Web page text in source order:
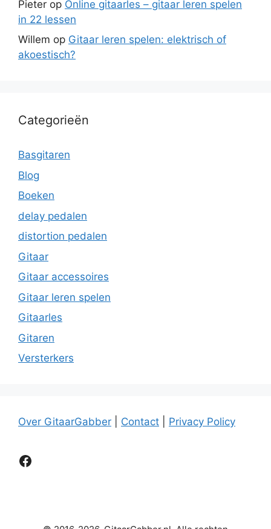
Pieter op Online gitaarles – gitaar leren spelen
in 22 lessen
Willem op Gitaar leren spelen: elektrisch of
akoestisch?
Categorieën
Basgitaren
Blog
Boeken
delay pedalen
distortion pedalen
Gitaar
Gitaar accessoires
Gitaar leren spelen
Gitaarles
Gitaren
Versterkers
Over GitaarGabber Contact Privacy Policy
Facebook